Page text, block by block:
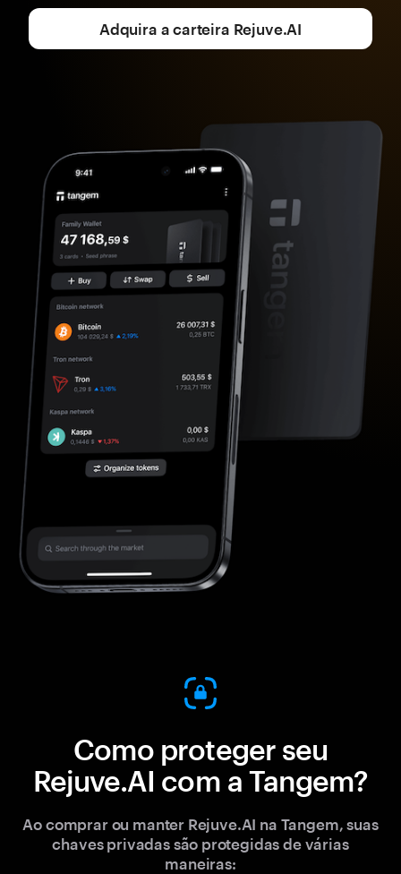
Adquira a carteira Rejuve.AI
Como proteger seu
Rejuve.AI com a Tangem?
Ao comprar ou manter Rejuve.AI na Tangem, suas
chaves privadas são protegidas de várias
maneiras: